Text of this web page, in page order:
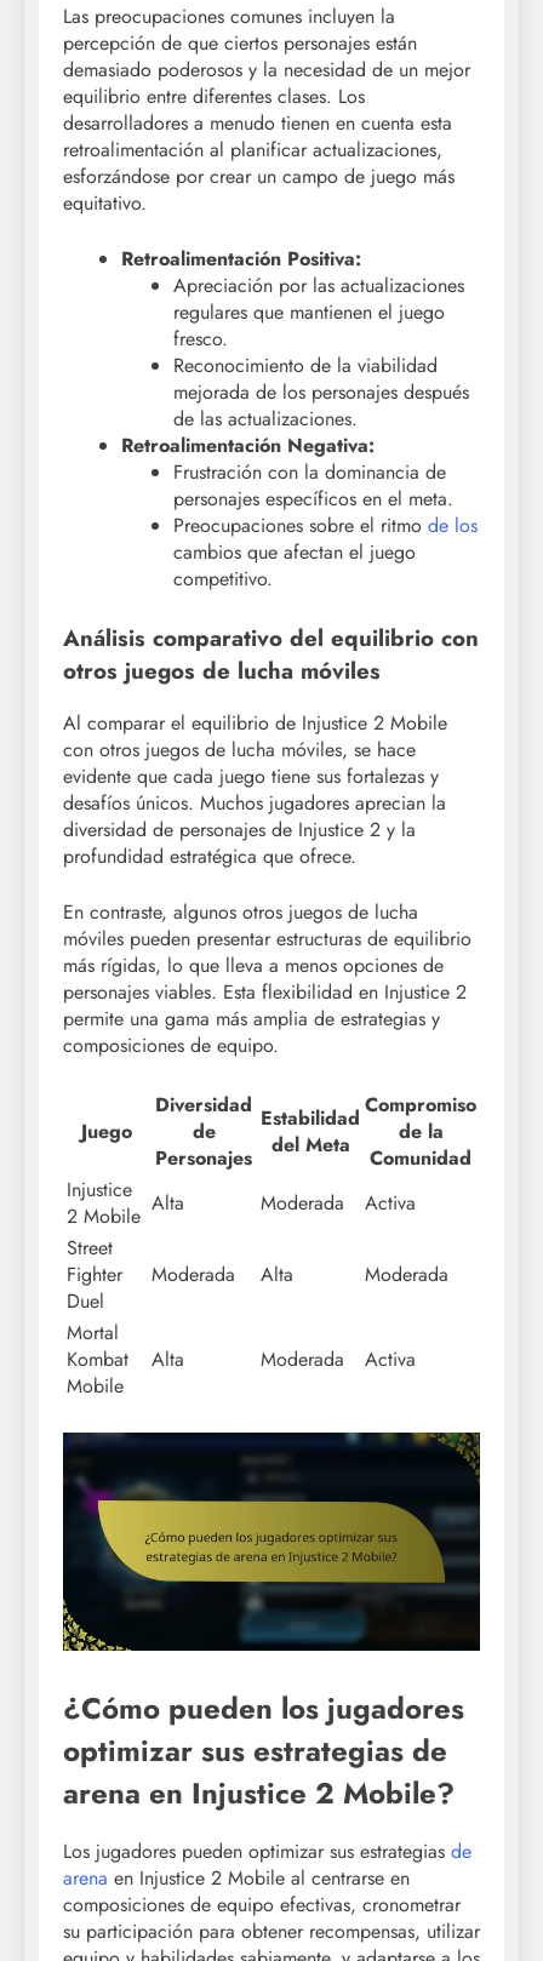
Las preocupaciones comunes incluyen la
percepción de que ciertos personajes están
demasiado poderosos y la necesidad de un mejor
equilibrio entre diferentes clases. Los
desarrolladores a menudo tienen en cuenta esta
retroalimentación al planificar actualizaciones,
esforzándose por crear un campo de juego más
equitativo.
Retroalimentación Positiva:
Apreciación por las actualizaciones
regulares que mantienen el juego
fresco.
Reconocimiento de la viabilidad
mejorada de los personajes después
de las actualizaciones.
Retroalimentación Negativa:
Frustración con la dominancia de
personajes específicos en el meta.
Preocupaciones sobre el ritmode los
cambios que afectan el juego
competitivo.
Análisis comparativo del equilibrio con
otros juegos de lucha móviles
Al comparar el equilibrio de Injustice 2 Mobile
con otros juegos de lucha móviles, se hace
evidente que cada juego tiene sus fortalezas y
desafíos únicos. Muchos jugadores aprecian la
diversidad de personajes de Injustice 2 y la
profundidad estratégica que ofrece.
En contraste, algunos otros juegos de lucha
móviles pueden presentar estructuras de equilibrio
más rígidas, lo que lleva a menos opciones de
personajes viables. Esta flexibilidad en Injustice 2
permite una gama más amplia de estrategias y
composiciones de equipo.
Juego
Diversidad
de
Personajes
Estabilidad
del Meta
Compromiso
de la
Comunidad
Injustice
2 Mobile Alta Moderada
Activa
Street
Fighter
Duel
Moderada Alta Moderada
Mortal
Kombat
Mobile
Alta Moderada Activa
¿Cómo pueden los jugadores
optimizar sus estrategias de
arena en Injustice 2 Mobile?
Los jugadores pueden optimizar sus estrategias de
arena en Injustice 2 Mobile al centrarse en
composiciones de equipo efectivas, cronometrar
su participación para obtener recompensas, utilizar